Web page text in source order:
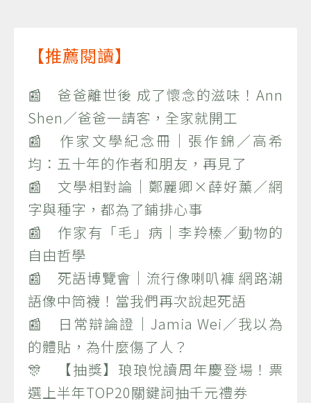
【推薦閱讀】
📰 爸爸離世後 成了懷念的滋味！Ann
Shen／爸爸一請客，全家就開工
📰 作家文學紀念冊｜張作錦／高希
均：五十年的作者和朋友，再見了
📰 文學相對論｜鄭麗卿×薛好薰／網
字與種字，都為了鋪排心事
📰 作家有「毛」病｜李羚榛／動物的
自由哲學
📰 死語博覽會｜流行像喇叭褲 網路潮
語像中筒襪！當我們再次說起死語
📰 日常辯論證｜Jamia Wei／我以為
的體貼，為什麼傷了人？
🎊 【抽獎】琅琅悅讀周年慶登場！票
選上半年TOP20關鍵詞抽千元禮券